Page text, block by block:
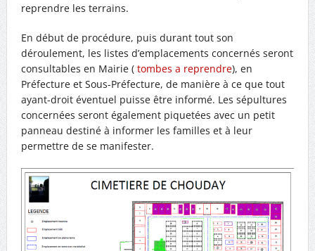
reprendre les terrains.
En début de procédure, puis durant tout son
déroulement, les listes d’emplacements concernés seront
consultables en Mairie ( tombes a reprendre), en
Préfecture et Sous-Préfecture, de manière à ce que tout
ayant-droit éventuel puisse être informé. Les sépultures
concernées seront également piquetées avec un petit
panneau destiné à informer les familles et à leur
permettre de se manifester.